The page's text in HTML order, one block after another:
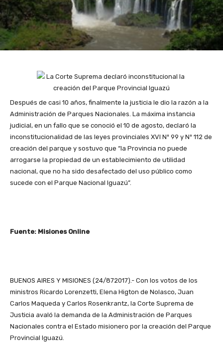
Después de casi 10 años, finalmente la justicia le dio la razón a la
Administración de Parques Nacionales. La máxima instancia
judicial, en un fallo que se conoció el 10 de agosto, declaró la
inconstitucionalidad de las leyes provinciales XVI Nº 99 y Nº 112 de
creación del parque y sostuvo que “la Provincia no puede
arrogarse la propiedad de un establecimiento de utilidad
nacional, que no ha sido desafectado del uso público como
sucede con el Parque Nacional Iguazú”.
Fuente: Misiones Online
BUENOS AIRES Y MISIONES (24/872017).- Con los votos de los
ministros Ricardo Lorenzetti, Elena Higton de Nolasco, Juan
Carlos Maqueda y Carlos Rosenkrantz, la Corte Suprema de
Justicia avaló la demanda de la Administración de Parques
Nacionales contra el Estado misionero por la creación del Parque
Provincial Iguazú.